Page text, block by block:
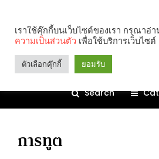
Search
การทูต
เราใช้คุ๊กกี้บนเว็บไซต์ของเรา กรุณาอ่
ความเป็นส่วนตัว เพื่อใช้บริการเว็บไซต์
ตัวเลือกคุ๊กกี้ ยอมรับ